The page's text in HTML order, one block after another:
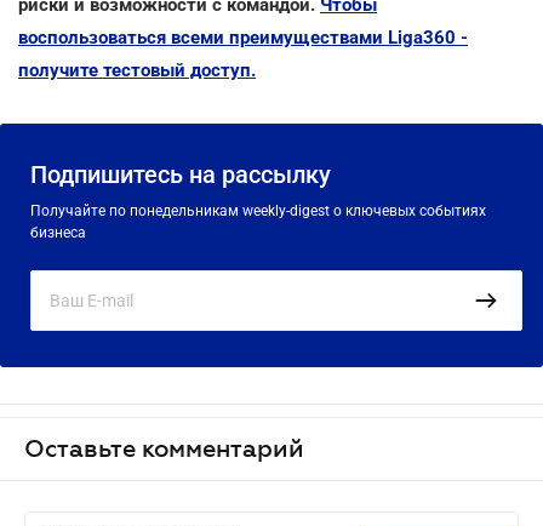
риски и возможности с командой. Чтобы
воспользоваться всеми преимуществами Liga360 -
получите тестовый доступ.
Подпишитесь на рассылку
Получайте по понедельникам weekly-digest о ключевых событиях
бизнеса
Оставьте комментарий